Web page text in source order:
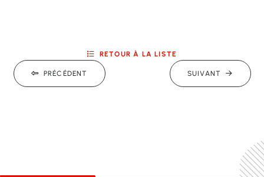
PRÉCÉDENT
RETOUR À LA LISTE
SUIVANT